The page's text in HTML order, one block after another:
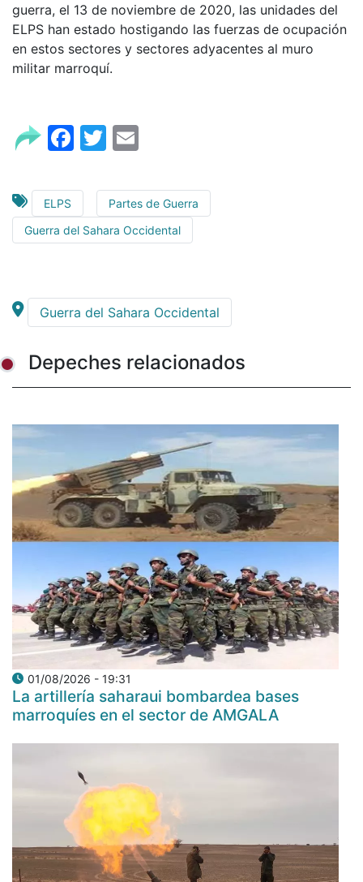
guerra, el 13 de noviembre de 2020, las unidades del
ELPS han estado hostigando las fuerzas de ocupación
en estos sectores y sectores adyacentes al muro
militar marroquí.
Facebook
Twitter
ELPS
Partes de Guerra
Guerra del Sahara Occidental
Guerra del Sahara Occidental
Depeches relacionados
01/08/2026 - 19:31
La artillería saharaui bombardea bases
marroquíes en el sector de AMGALA